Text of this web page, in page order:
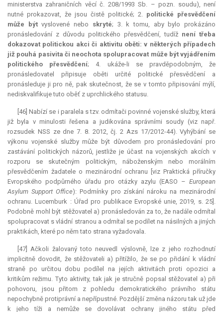
ministerstva zahraničních věcí č. 208/1993 Sb. – pozn. soudu), není
nutné prokazovat, že jsou čistě politické; 2. politické přesvědčení
může býtvyslovené nebo skryté; 3. k tomu, aby bylo prokázáno
pronásledování z důvodu politického přesvědčení, tudíž není třeba
dokazovat politickou akci či aktivitu oběti: v některých případech
již pouhá pasivita či neochota spolupracovat může být vyjádřením
politického přesvědčení; 4. ukáže-li se pravděpodobným, že
pronásledovatel připisuje oběti určité politické přesvědčení a
pronásleduje ji pro ně, pak skutečnost, že se v tomto připisování mýlí,
nediskvalifikuje tuto oběť z uprchlického statusu.
[46] Nabízí se i paralela s tzv. odmítači povinné vojenské služby, která
již byla v minulosti řešena a judikována správními soudy (viz např.
rozsudek NSS ze dne 7. 8. 2012, čj. 2 Azs 17/2012-44). Vyhýbání se
výkonu vojenské služby může být důvodem pro pronásledování pro
zastávání politických názorů, jestliže je účast na vojenských akcích v
rozporu se skutečným politickým, náboženským nebo morálním
přesvědčením žadatele o mezinárodní ochranu [viz Praktická příručky
Evropského podpůrného úřadu pro otázky azylu (EASO – European
Asylum Support Office): Podmínky pro získání nároku na mezinárodní
ochranu. Lucemburk : Úřad pro publikace Evropské unie, 2019, s. 25].
Podobně mohl být stěžovatel a) pronásledován za to, že nadále odmítal
spolupracovat s vládní stranou a odmítal se podílet na násilných a jiných
praktikách, které po něm tato strana vyžadovala.
[47] Ačkoli žalovaný toto neuvedl výslovně, lze z jeho rozhodnutí
implicitně dovodit, že stěžovateli a) přitížilo, že se po přidání k vládní
straně po určitou dobu podílel na jejích aktivitách proti opozici a
kritikům režimu. Tyto aktivity, tak jak je stručně popsal stěžovatel a) při
pohovoru, jsou přitom z pohledu demokratického právního státu
nepochybně protiprávní a nepřípustné. Pozdější změna názoru tak už jde
k jeho tíži a nemůže se dovolávat ochrany jiného státu před